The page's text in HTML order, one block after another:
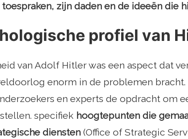
toespraken, zijn daden en de ideeën die
profiel van
van Adolf Hitler was een aspect dat
enorm in de problemen
en experts de opdracht om
specifiek hoogtepunten die
diensten (Office of Strategic